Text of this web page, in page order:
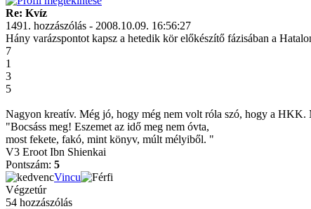
Re: Kvíz
1491. hozzászólás - 2008.10.09. 16:56:27
Hány varázspontot kapsz a hetedik kör előkészítő fázisában a
7
1
3
5
Nagyon kreatív. Még jó, hogy még nem volt róla szó, hogy a
"Bocsáss meg! Eszemet az idő meg nem óvta,
most fekete, fakó, mint könyv, múlt mélyiből. "
V3 Eroot Ibn Shienkai
Pontszám: 5
Vincu
Végzetúr
54 hozzászólás